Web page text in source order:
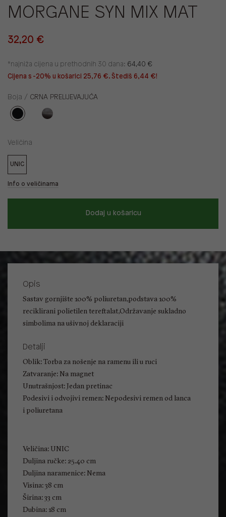
MORGANE SYN MIX MAT
32,20 €
*najniža cijena u prethodnih 30 dana: 64,40 €
Cijena s -20% u košarici 25,76 €. Štediš 6,44 €!
Boja / CRNA PRELIJEVAJUĆA
Veličina
UNIC
Info o veličinama
Dodaj u košaricu
Opis
Sastav gornjište 100% poliuretan,podstava 100%
reciklirani polietilen tereftalat,Održavanje sukladno
simbolima na ušivnoj deklaraciji
Detalji
Oblik: Torba za nošenje na ramenu ili u ruci
Zatvaranje: Na magnet
Unutrašnjost: Jedan pretinac
Podesivi i odvojivi remen: Nepodesivi remen od lanca
i poliuretana
Veličina: UNIC
Duljina ručke: 25.40 cm
Duljina naramenice: Nema
Visina: 38 cm
Širina: 33 cm
Dubina: 18 cm